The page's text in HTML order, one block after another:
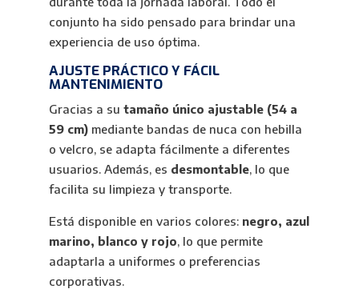
conjunto ha sido pensado para brindar una
experiencia de uso óptima.
AJUSTE PRÁCTICO Y FÁCIL
MANTENIMIENTO
Gracias a su tamaño único ajustable (54 a
59 cm)mediante bandas de nuca con hebilla
o velcro, se adapta fácilmente a diferentes
usuarios. Además, es desmontable, lo que
facilita su limpieza y transporte.
Está disponible en varios colores: negro, azul
marino, blanco y rojo, lo que permite
adaptarla a uniformes o preferencias
corporativas.